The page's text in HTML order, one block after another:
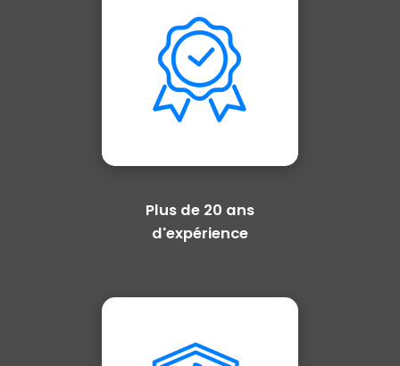
Plus de 20 ans
d'expérience